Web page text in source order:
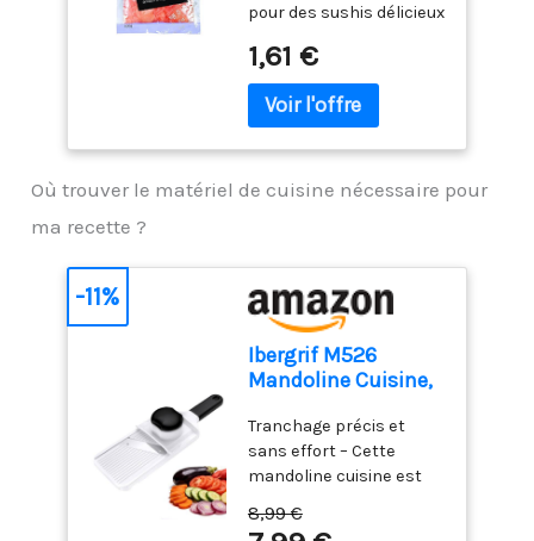
pour des sushis délicieux
g (poids égoutté : 62 g)
1,61 €
Où trouver le matériel de cuisine nécessaire pour
ma recette ?
Ibergrif M526
Mandoline Cuisine,
Réglable 1–4 mm
Tranchage précis et
sans effort – Cette
mandoline cuisine est
utiliser. Elle permet
8,99 €
-11%